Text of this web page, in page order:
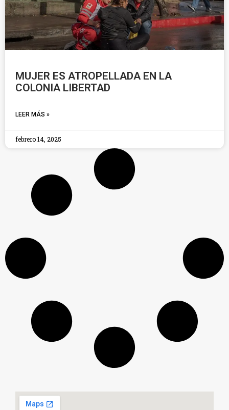
MUJER ES ATROPELLADA EN LA
COLONIA LIBERTAD
LEER MÁS »
febrero 14, 2025